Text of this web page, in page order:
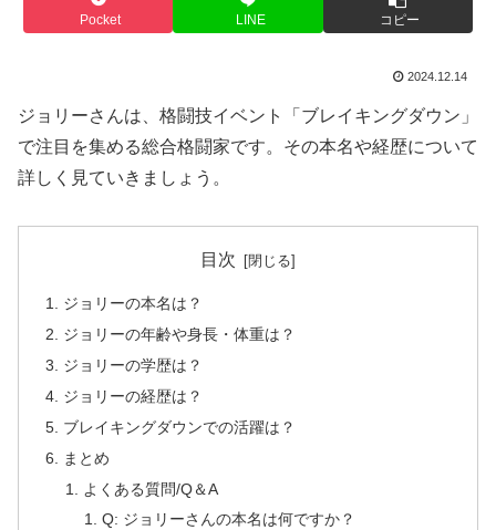
Pocket LINE コピー
2024.12.14
ジョリーさんは、格闘技イベント「ブレイキングダウン」
で注目を集める総合格闘家です。その本名や経歴について
詳しく見ていきましょう。
目次
ジョリーの本名は？
ジョリーの年齢や身長・体重は？
ジョリーの学歴は？
ジョリーの経歴は？
ブレイキングダウンでの活躍は？
まとめ
よくある質問/Q＆A
Q: ジョリーさんの本名は何ですか？